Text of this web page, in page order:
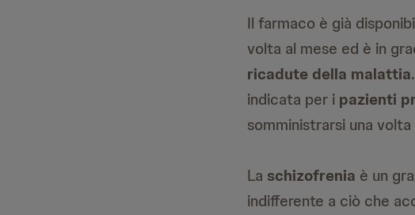
Il farmaco è già
volta al mese ed è in
ricadute della malattia
indicata per i pazienti
somministrarsi una volta
La schizofrenia è un
indifferente a ciò che